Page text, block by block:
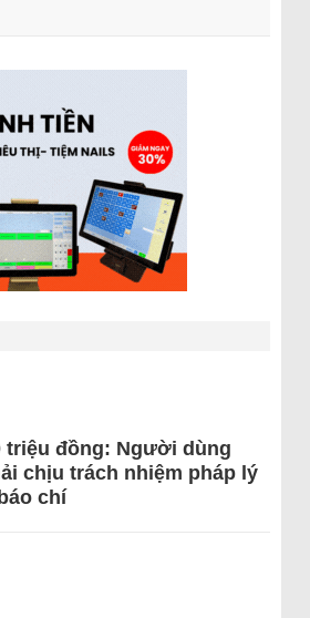
triệu đồng: Người dùng
chịu trách nhiệm pháp lý
chí